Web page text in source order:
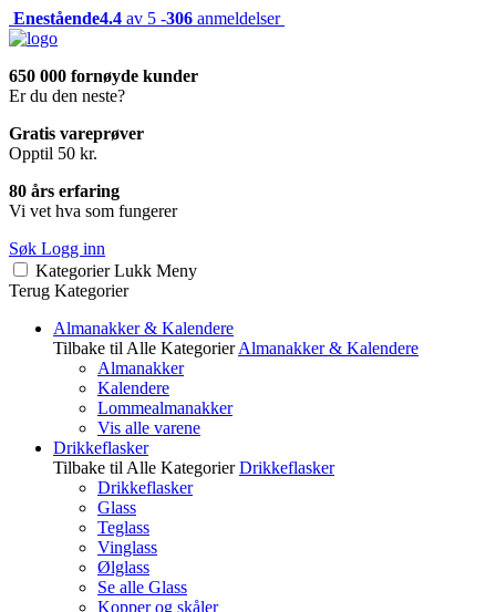
Enestående4.4 av 5 -306 anmeldelser
650 000 fornøyde kunder
Er du den neste?
Gratis vareprøver
Opptil 50 kr.
80 års erfaring
Vi vet hva som fungerer
Søk Logg inn
Kategorier Lukk Meny
Terug Kategorier
Almanakker & Kalendere
Tilbake til Alle Kategorier Almanakker & Kalendere
Almanakker
Kalendere
Lommealmanakker
Vis alle varene
Drikkeflasker
Tilbake til Alle Kategorier Drikkeflasker
Drikkeflasker
Glass
Teglass
Vinglass
Ølglass
Se alle Glass
Kopper og skåler